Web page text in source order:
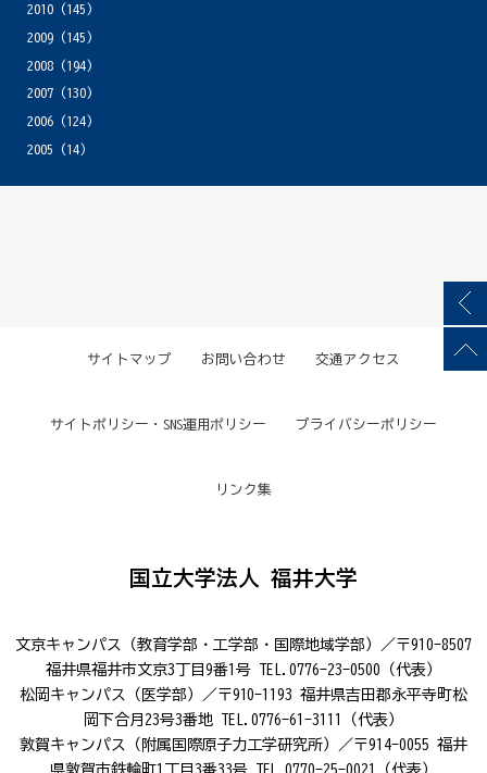
2010(145)
2009(145)
2008(194)
2007(130)
2006(124)
2005 (14)
サイトマップ お問い合わせ 交通アクセス
サイトポリシー・SNS運用ポリシー プライバシーポリシー
リンク集
国立大学法人 福井大学
文京キャンパス（教育学部・工学部・国際地域学部）／〒910-8507
福井県福井市文京3丁目9番1号 TEL.0776-23-0500（代表）
松岡キャンパス（医学部）／〒910-1193 福井県吉田郡永平寺町松
岡下合月23号3番地 TEL.0776-61-3111（代表）
敦賀キャンパス（附属国際原子力工学研究所）／〒914-0055 福井
県敦賀市鉄輪町1丁目3番33号 TEL.0770-25-0021（代表）